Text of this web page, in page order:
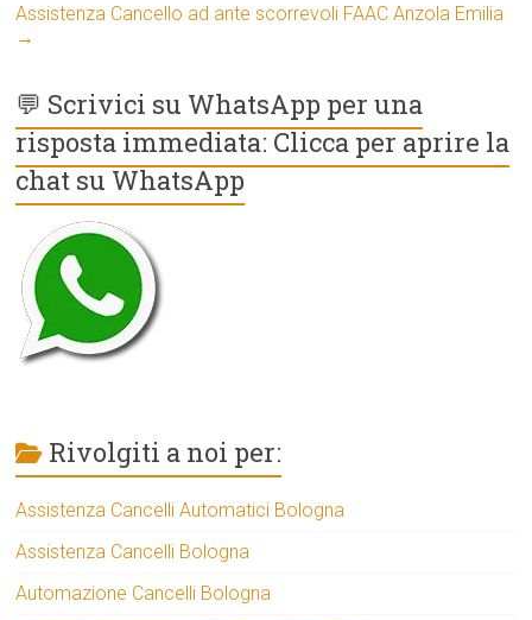
Assistenza Cancello ad ante scorrevoli FAAC Anzola Emilia
→
💬 Scrivici su WhatsApp per una
risposta immediata: Clicca per aprire la
chat su WhatsApp
Rivolgiti a noi per:
Assistenza Cancelli Automatici Bologna
Assistenza Cancelli Bologna
Automazione Cancelli Bologna